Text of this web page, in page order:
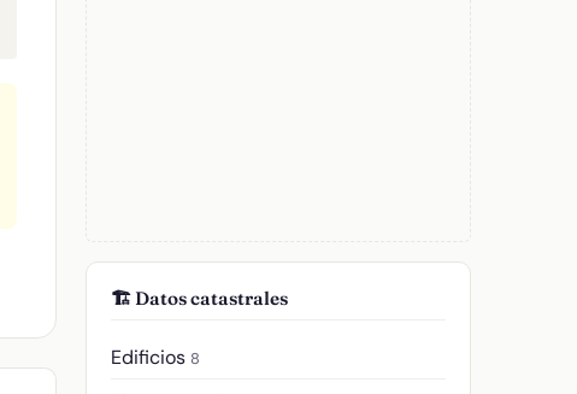
🏗️ Datos catastrales
Edificios 8